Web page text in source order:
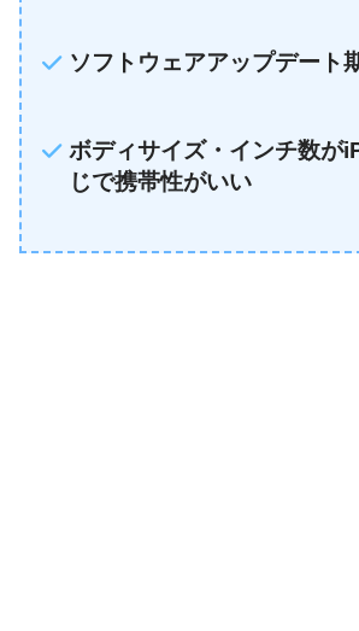
ソフトウェアアップデート
ボディサイズ・インチ数が
じで携帯性がいい